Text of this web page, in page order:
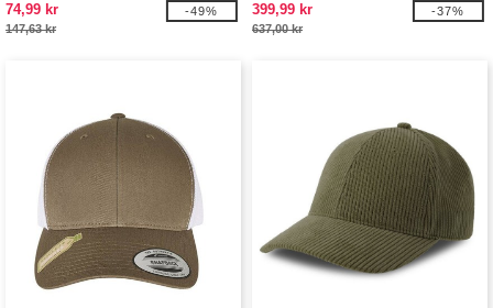
74,99 kr
147,63 kr
-49%
399,99 kr
637,00 kr
-37%